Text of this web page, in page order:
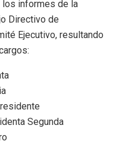
los informes de la
Directivo de
Ejecutivo, resultando
Segunda